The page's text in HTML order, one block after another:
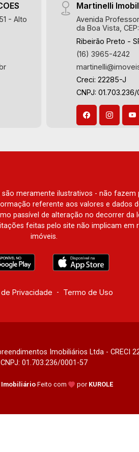
- Alto
Martinelli
Avenida
da Boa Vista, CEP:
Ribeirão Preto -
(16) 3965-4242
Creci: 22285-J
CNPJ:
meramente ilustrativos - não
referente aos valores e dados
passível de alteração no decorrer
feitas pelo site não implicam em
imóveis.
Privacidade - Termo de Uso
Imobiliários Ltda - CRECI
CNPJ: 01.703.236/0001-57
ImobiliárioFeito com por KUROLE